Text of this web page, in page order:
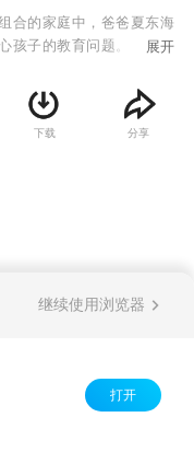
合的家庭中，爸爸夏东海
孩子的教育问题。三个孩
校，成为大学生。捣蛋鬼
为高考准备着”的高一学
是小学五年级的大孩子。
展开
下载 分享
继续使用浏览器
打开